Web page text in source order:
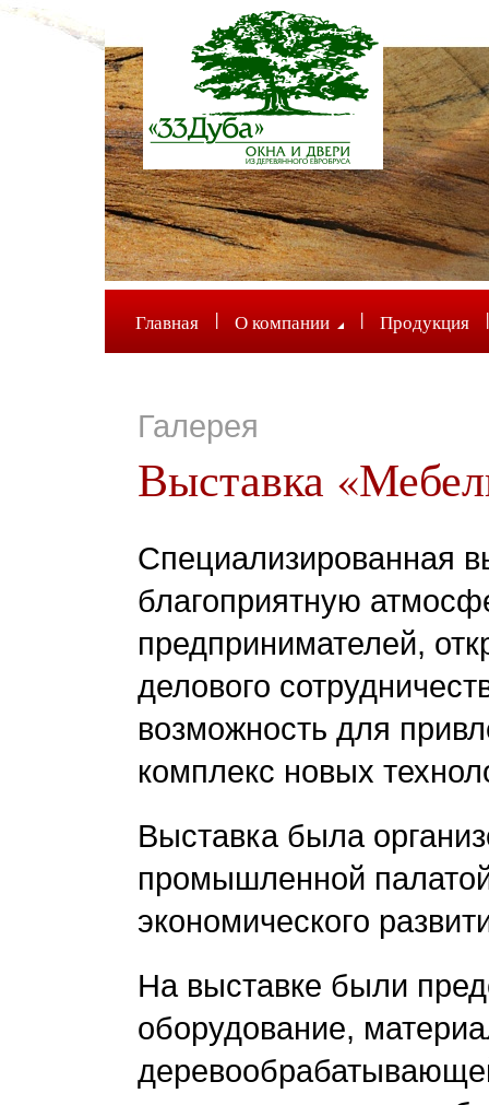
Главная | О компании | Продукция |
Галерея
Выставка
Специализированная
благоприятную
предпринимателей,
делового
возможность для
комплекс новых
Выставка была
промышленной
экономического
На выставке были
оборудование,